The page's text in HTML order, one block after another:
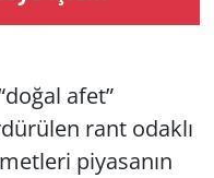
afet”
rant odaklı
piyasanın